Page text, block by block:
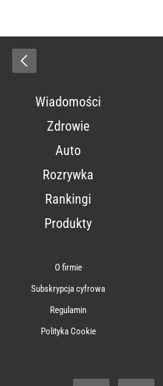
Wiadomości
Zdrowie
Auto
Rozrywka
Rankingi
Produkty
O firmie
Subskrypcja cyfrowa
Regulamin
Polityka Cookie